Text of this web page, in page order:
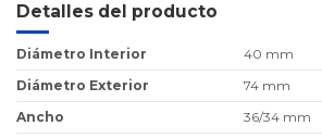
Detalles del producto
Diámetro Interior
40 mm
Diámetro Exterior
74 mm
Ancho
36/34 mm